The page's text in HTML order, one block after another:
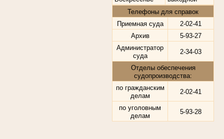
Телефоны для справок
Приемная суда
2-02-41
Архив
5-93-27
Администратор
суда
2-34-03
Отделы обеспечения
судопроизводства:
по гражданским
делам
2-02-41
по уголовным
делам
5-93-28